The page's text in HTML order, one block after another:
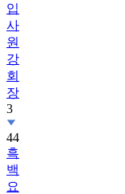
입
사
원
강
회
장
3
44
흑
백
요